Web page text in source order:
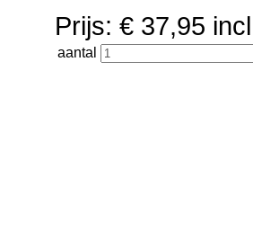
Prijs: € 37,95
aantal